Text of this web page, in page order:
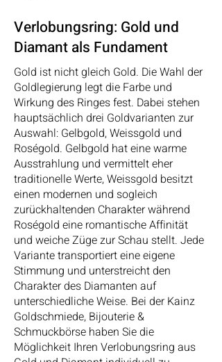
Verlobungsring: Gold und
Diamant als Fundament
Gold ist nicht gleich Gold. Die Wahl der
Goldlegierung legt die Farbe und
Wirkung des Ringes fest. Dabei stehen
hauptsächlich drei Goldvarianten zur
Auswahl: Gelbgold, Weissgold und
Roségold. Gelbgold hat eine warme
Ausstrahlung und vermittelt eher
traditionelle Werte, Weissgold besitzt
einen modernen und sogleich
zurückhaltenden Charakter während
Roségold eine romantische Affinität
und weiche Züge zur Schau stellt. Jede
Variante transportiert eine eigene
Stimmung und unterstreicht den
Charakter des Diamanten auf
unterschiedliche Weise. Bei der Kainz
Goldschmiede, Bijouterie &
Schmuckbörse haben Sie die
Möglichkeit Ihren Verlobungsring aus